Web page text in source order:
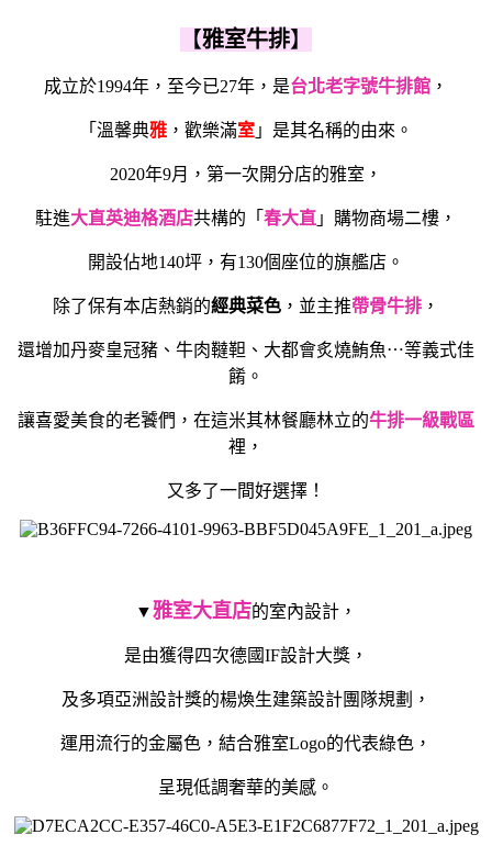
【雅室牛排】
成立於1994年，至今已27年，是台北老字號牛排館 ，
「溫馨典雅 ，歡樂滿室 」是其名稱的由來。
2020年9月，第一次開分店的雅室，
駐進大直英迪格酒店共構的「 春大直 」購物商場二樓，
開設佔地140坪，有130個座位的旗艦店。
除了保有本店熱銷的經典菜色 ，並主推帶骨牛排 ，
還增加丹麥皇冠豬 、牛肉韃靼、大都會炙燒鮪魚⋯等義式佳
餚 。
讓喜愛美食的老饕們，在這米其林餐廳林立的牛排一級戰區
裡，
又多了一間好選擇！
▼雅室大直店的室內設計，
是由獲得四次德國IF設計大獎，
及多項亞洲設計獎的楊煥生建築設計團隊規劃，
運用流行的金屬色，結合雅室Logo的代表綠色，
呈現低調奢華的美感。